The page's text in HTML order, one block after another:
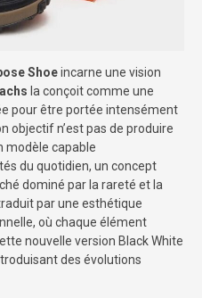
Shoeincarne une vision
la conçoit comme une
pour être portée intensément
objectif n’est pas de produire
modèle capable
du quotidien, un concept
dominé par la rareté et la
par une esthétique
où chaque élément
nouvelle version Black White
des évolutions